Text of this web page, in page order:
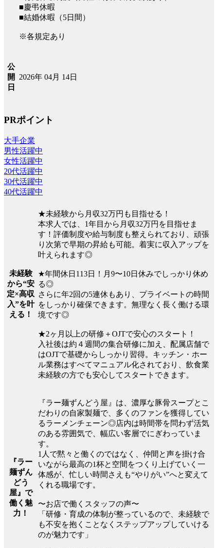
■慶弔休暇
■結婚休暇（5日間）
※各規定あり
公
開
日
2026年 04月 14日
PRポイント
大手企業
男性活躍中
女性活躍中
20代活躍中
30代活躍中
40代活躍中
未経験
から“安
定×高収
入”を叶
える！
★未経験から月収32万円も目指せる！
本求人では、1年目から月収32万円を目指せま
す！評価制度や給与制度も整えられており、頑張
り次第で早期の昇給も可能。着実に収入アップを
叶えられます◎
★年間休日113日！月9〜10日休みでしっかり休め
る◎
さらに年2回の5連休もあり、プライベートの時間
をしっかり確保できます。無理なく長く働ける環
境です◎
★2ヶ月以上の研修＋OJTで安心のスタート！
入社後は約４週間の集合研修に加え、配属店舗で
はOJTで基礎からしっかり習得。キッチン・ホー
ル業務はすべてマニュアル化されており、飲食業
未経験の方でも安心してスタートできます。
『ラー
麺ずん
どう
屋』で
働く魅
力！
『ラー麺ずんどう屋』は、濃厚な豚骨スープとこ
だわりの自家製麺で、多くのファンを獲得してい
るラーメンチェーン◎店内は時間帯を問わず活気
のある雰囲気で、幅広い客層でにぎわっていま
す。
1人で黙々と働くのではなく、仲間と声を掛け合
いながら最高の1杯と空間をつくり上げていく一
体感が、忙しい時間さえも“やりがい”へと変えて
くれる職場です。
〜お店で働くスタッフの声〜
「研修・育成の体制が整っているので、未経験で
も不安を抱くことなくステップアップしていける
のが魅力です」